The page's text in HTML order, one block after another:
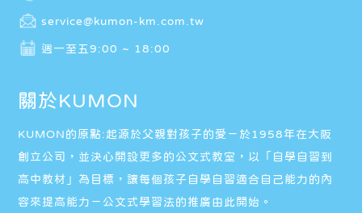
service@kumon-km.com.tw
週一至五9:00 ~ 18:00
關於KUMON
KUMON的原點:起源於父親對孩子的愛－於1958年在大阪
創立公司，並決心開設更多的公文式教室，以「自學自習到
高中教材」為目標，讓每個孩子自學自習適合自己能力的內
容來提高能力－公文式學習法的推廣由此開始。